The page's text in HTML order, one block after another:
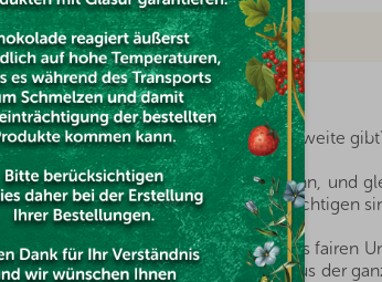
viele gesunde Lebensmittel in Reichweite
man immer griffbereit haben kann, und
Nüsse für die eigene Familie die richtigen
dank der guten Beziehungen und des fairen
der besten Nüsse und Früchte aus der